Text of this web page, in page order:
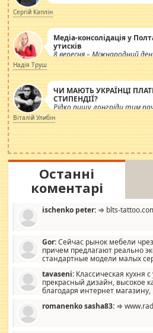
Сергій Каплін
Медіа-консолідація у
утисків
8 вересня – Міжнародний
журналістів.
Надія Труш
ЧИ МАЮТЬ УКРАЇНЦІ
СТИПЕНДІЇ?
Рідко пишу лонгріди тим
просто дістало! Обурюють
навколо стипендіального
роздувається ще одна
Віталій Улибін
Останні
коментарі
ischenko peter: ⇒ blts-
Gor:Сейчас рынок мебели
причем предлагают реально
стандартные модели малых
стандартные формы, в MebelOk,
со вкусом все в порядке, без
мебель, а это не последний фактор.
tavaseni: Классическая кухня
прекрасный дизайн, высокое
благодаря интернет
romanenko sasha83: ⇒